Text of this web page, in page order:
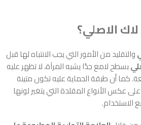
الاصلي؟
والتقليد من الأمور التي يجب الانتباه لها قبل
بسطح لامع جدًا يشبه المرآة، لا تظهر عليه
كما أن طبقة الحماية عليه تكون متينة
عكس الأنواع المقلدة التي يتغير لونها
الاستخدام.